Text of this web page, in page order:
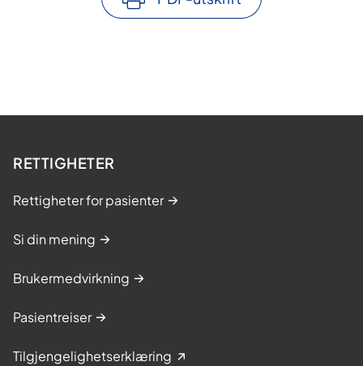
RETTIGHETER
Rettigheter for pasienter
Si din mening
Brukermedvirkning
Pasientreiser
Tilgjengelighetserklæring